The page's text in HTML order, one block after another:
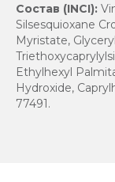
Состав (INCI):
Silsesquioxane
Myristate,
Ethylhexyl
Hydroxide,
77491.